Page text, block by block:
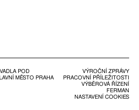
POD
MĚSTO PRAHA
VÝROČNÍ ZPRÁVY
PRACOVNÍ PŘÍLEŽITOSTI
VÝBĚROVÁ ŘÍZENÍ
FERMAN
NASTAVENÍ COOKIES